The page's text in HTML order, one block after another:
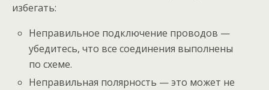
избегать:
Неправильное подключение проводов —
убедитесь, что все соединения выполнены
по схеме.
Неправильная полярность — это может не